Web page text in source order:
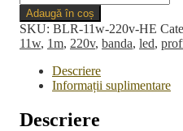
Banda
LED
Rigida
220V
Profil
11w
Adaugă în coș
SKU: BLR-11w-220v-HE
11w, 1m, 220v, banda, led,
Descriere
Informații suplimentare
Descriere